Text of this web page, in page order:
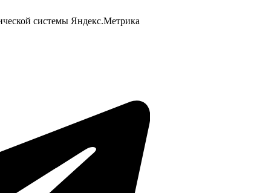
системы Яндекс.Метрика